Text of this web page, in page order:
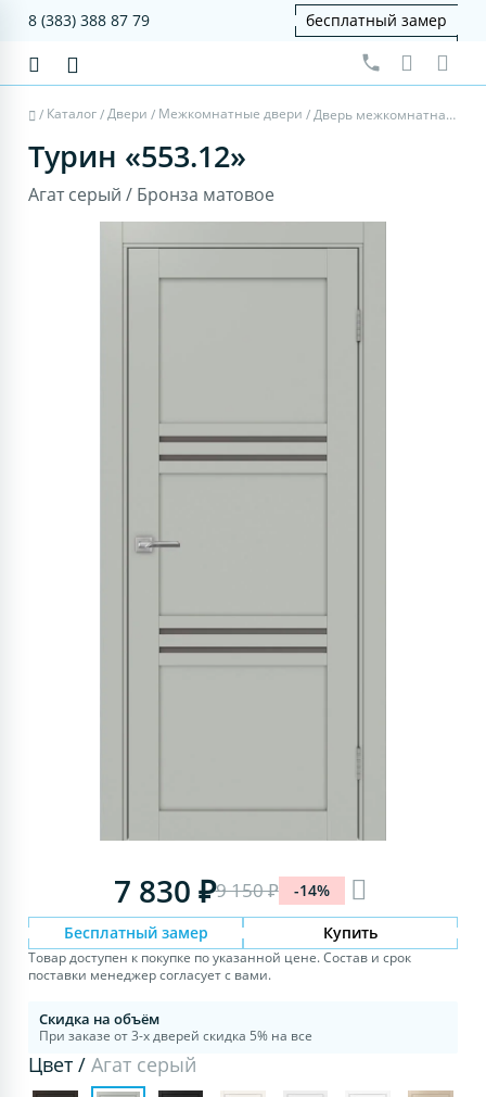
8 (383) 388 87 79 бесплатный замер
/ Каталог/Двери / Межкомнатные двери / Дверь межкомнатная Турин 553.12 - агат серый, бронза матовое
Турин «553.12»
Агат серый / Бронза матовое
7 830 ₽9 150 ₽ -14%
Бесплатный замер Купить
Товар доступен к покупке по указанной цене. Состав и срок
поставки менеджер согласует с вами.
Скидка на объём
При заказе от 3-х дверей скидка 5% на все
Цвет /Агат серый